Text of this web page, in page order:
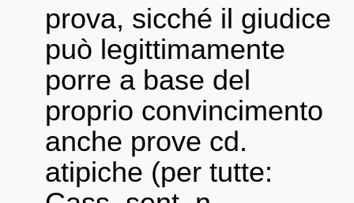
prova, sicché il giudice
può legittimamente
porre a base del
proprio convincimento
anche prove cd.
atipiche (per tutte: